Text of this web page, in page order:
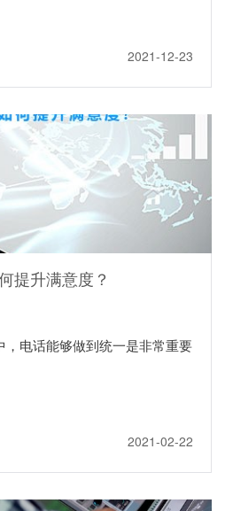
2021-12-23
提升满意度？
电话能够做到统一是非常重要
2021-02-22